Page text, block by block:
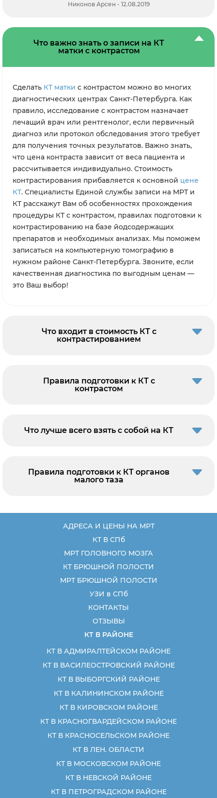
Никонов Арсен - 12.08.2019
Что важно знать о записи на КТ
матки с контрастом
Сделать КТ матки с контрастом можно во многих
диагностических центрах Санкт-Петербурга. Как
правило, исследование с контрастом назначает
лечащий врач или рентгенолог, если первичный
диагноз или протокол обследования этого требует
для получения точных результатов. Важно знать,
что цена контраста зависит от веса пациента и
рассчитывается индивидуально. Стоимость
контрастирования прибавляется к основной цене
КТ. Специалисты Единой службы записи на МРТ и
КТ расскажут Вам об особенностях прохождения
процедуры КТ с контрастом, правилах подготовки к
контрастированию на базе йодсодержащих
препаратов и необходимых анализах. Мы поможем
записаться на компьютерную томографию в
нужном районе Санкт-Петербурга. Звоните, если
качественная диагностика по выгодным ценам —
это Ваш выбор!
Что входит в стоимость КТ с
контрастированием
Правила подготовки к КТ с
контрастом
Что лучше всего взять с собой на КТ
Правила подготовки к КТ органов
малого таза
АДРЕСА И ЦЕНЫ НА МРТ
КТ В СПб
МРТ ГОЛОВНОГО МОЗГА
КТ БРЮШНОЙ ПОЛОСТИ
МРТ БРЮШНОЙ ПОЛОСТИ
УЗИ в СПб
КОНТАКТЫ
ОТЗЫВЫ
КТ В РАЙОНЕ
КТ В АДМИРАЛТЕЙСКОМ РАЙОНЕ
КТ В ВАСИЛЕОСТРОВСКИЙ РАЙОНЕ
КТ В ВЫБОРГСКИЙ РАЙОНЕ
КТ В КАЛИНИНСКОМ РАЙОНЕ
КТ В КИРОВСКОМ РАЙОНЕ
КТ В КРАСНОГВАРДЕЙСКОМ РАЙОНЕ
КТ В КРАСНОСЕЛЬСКОМ РАЙОНЕ
КТ В ЛЕН. ОБЛАСТИ
КТ В МОСКОВСКОМ РАЙОНЕ
КТ В НЕВСКОЙ РАЙОНЕ
КТ В ПЕТРОГРАДСКОМ РАЙОНЕ